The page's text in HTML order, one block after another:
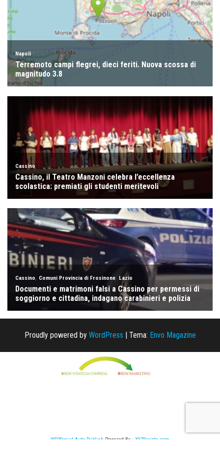
Proudly powered by WordPress | Tema: Envo Magazine
WP2Social Auto Publish Powered By : XYZScripts.com